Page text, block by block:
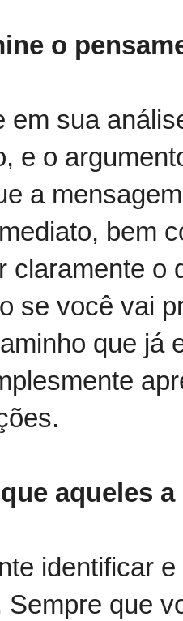
o
em sua
e o
a
bem
claramente o
se você vai
que já
aqueles
identificar
Sempre que